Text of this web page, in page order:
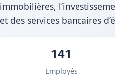
immobilières,
et des services bancaires
141
Employés